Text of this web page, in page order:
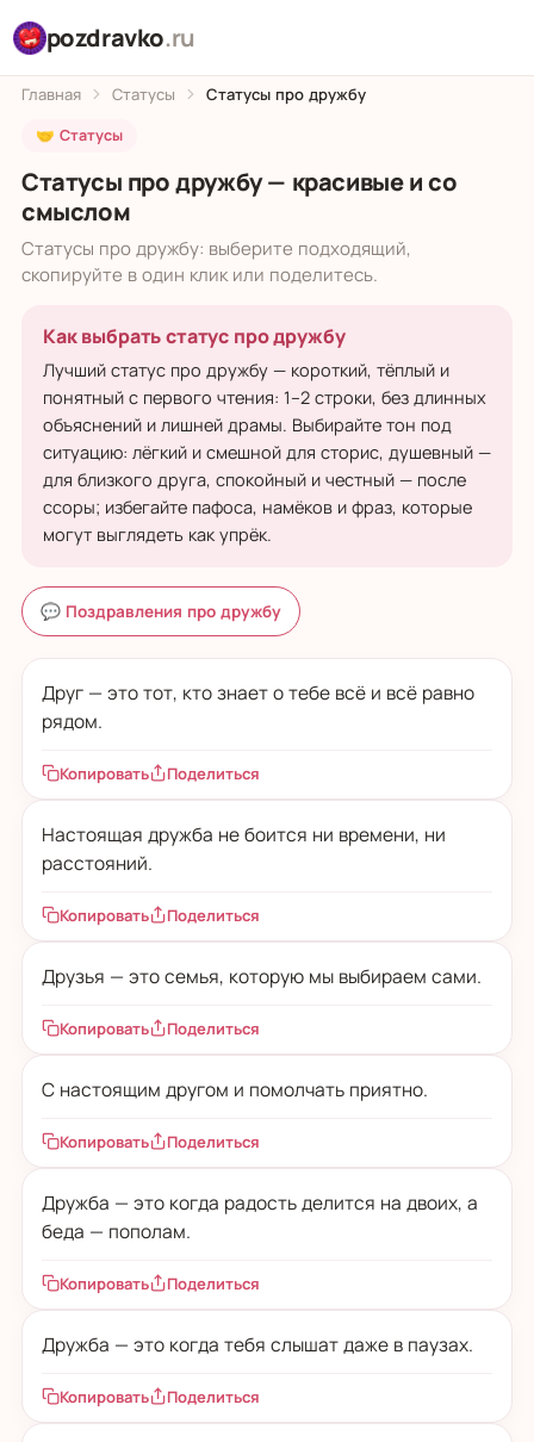
pozdravko.ru
Главная Статусы Статусы про дружбу
🤝 Статусы
Статусы про дружбу — красивые и со
смыслом
Статусы про дружбу: выберите подходящий,
скопируйте в один клик или поделитесь.
Как выбрать статус про дружбу
Лучший статус про дружбу — короткий, тёплый и
понятный с первого чтения: 1–2 строки, без длинных
объяснений и лишней драмы. Выбирайте тон под
ситуацию: лёгкий и смешной для сторис, душевный —
для близкого друга, спокойный и честный — после
ссоры; избегайте пафоса, намёков и фраз, которые
могут выглядеть как упрёк.
💬 Поздравления про дружбу
Друг — это тот, кто знает о тебе всё и всё равно
рядом.
Копировать Поделиться
Настоящая дружба не боится ни времени, ни
расстояний.
Копировать Поделиться
Друзья — это семья, которую мы выбираем сами.
Копировать Поделиться
С настоящим другом и помолчать приятно.
Копировать Поделиться
Дружба — это когда радость делится на двоих, а
беда — пополам.
Копировать Поделиться
Дружба — это когда тебя слышат даже в паузах.
Копировать Поделиться